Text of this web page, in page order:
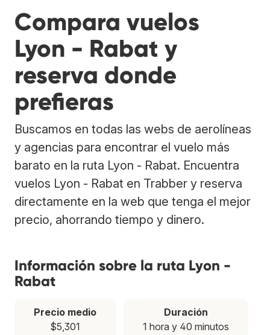
Compara vuelos
Lyon - Rabat y
reserva donde
prefieras
Buscamos en todas las webs de aerolíneas
y agencias para encontrar el vuelo más
barato en la ruta Lyon - Rabat. Encuentra
vuelos Lyon - Rabat en Trabber y reserva
directamente en la web que tenga el mejor
precio, ahorrando tiempo y dinero.
Información sobre la ruta Lyon -
Rabat
Precio medio
$5,301
Duración
1 hora y 40 minutos